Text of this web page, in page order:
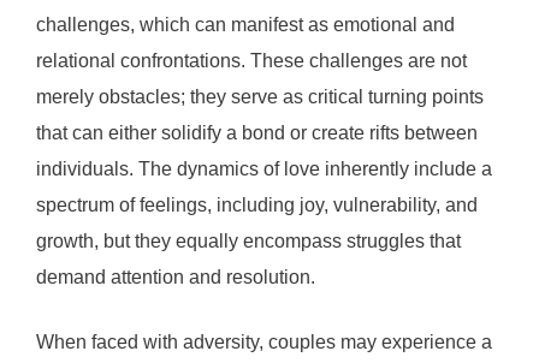
challenges, which can manifest as emotional and
relational confrontations. These challenges are not
merely obstacles; they serve as critical turning points
that can either solidify a bond or create rifts between
individuals. The dynamics of love inherently include a
spectrum of feelings, including joy, vulnerability, and
growth, but they equally encompass struggles that
demand attention and resolution.
When faced with adversity, couples may experience a